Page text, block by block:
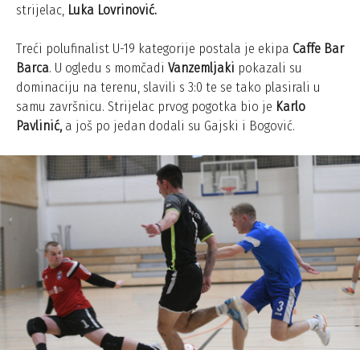
strijelac, Luka Lovrinović.
Treći polufinalist U-19 kategorije postala je ekipa Caffe Bar
Barca. U ogledu s momčadi Vanzemljaki pokazali su
dominaciju na terenu, slavili s 3:0 te se tako plasirali u
samu završnicu. Strijelac prvog pogotka bio je Karlo
Pavlinić, a još po jedan dodali su Gajski i Bogović.